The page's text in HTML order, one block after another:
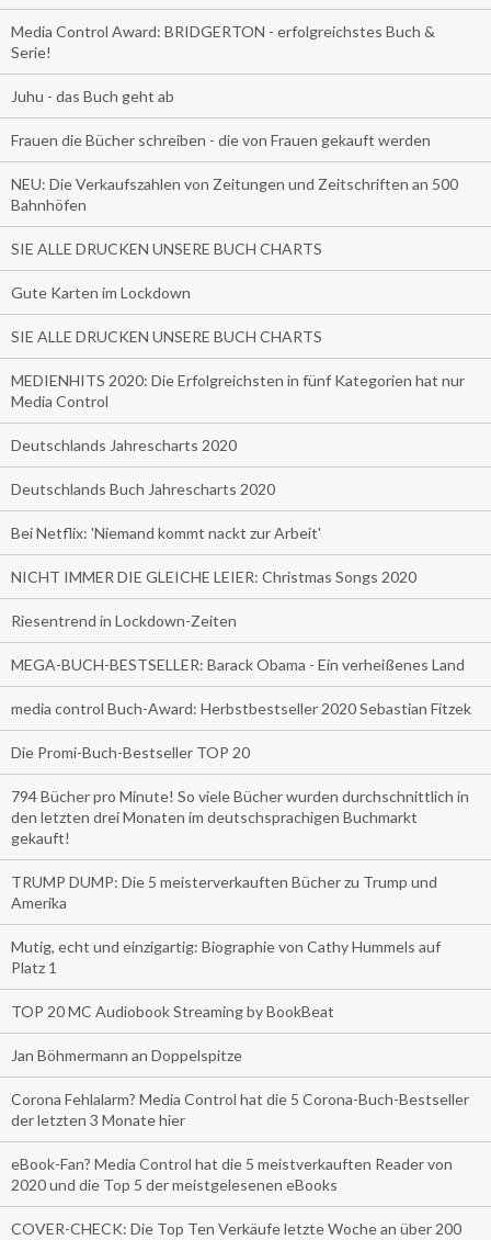
Media Control Award: BRIDGERTON - erfolgreichstes Buch &
Serie!
Juhu - das Buch geht ab
Frauen die Bücher schreiben - die von Frauen gekauft werden
NEU: Die Verkaufszahlen von Zeitungen und Zeitschriften an 500
Bahnhöfen
SIE ALLE DRUCKEN UNSERE BUCH CHARTS
Gute Karten im Lockdown
SIE ALLE DRUCKEN UNSERE BUCH CHARTS
MEDIENHITS 2020: Die Erfolgreichsten in fünf Kategorien hat nur
Media Control
Deutschlands Jahrescharts 2020
Deutschlands Buch Jahrescharts 2020
Bei Netflix: 'Niemand kommt nackt zur Arbeit'
NICHT IMMER DIE GLEICHE LEIER: Christmas Songs 2020
Riesentrend in Lockdown-Zeiten
MEGA-BUCH-BESTSELLER: Barack Obama - Ein verheißenes Land
media control Buch-Award: Herbstbestseller 2020 Sebastian Fitzek
Die Promi-Buch-Bestseller TOP 20
794 Bücher pro Minute! So viele Bücher wurden durchschnittlich in
den letzten drei Monaten im deutschsprachigen Buchmarkt
gekauft!
TRUMP DUMP: Die 5 meisterverkauften Bücher zu Trump und
Amerika
Mutig, echt und einzigartig: Biographie von Cathy Hummels auf
Platz 1
TOP 20 MC Audiobook Streaming by BookBeat
Jan Böhmermann an Doppelspitze
Corona Fehlalarm? Media Control hat die 5 Corona-Buch-Bestseller
der letzten 3 Monate hier
eBook-Fan? Media Control hat die 5 meistverkauften Reader von
2020 und die Top 5 der meistgelesenen eBooks
COVER-CHECK: Die Top Ten Verkäufe letzte Woche an über 200